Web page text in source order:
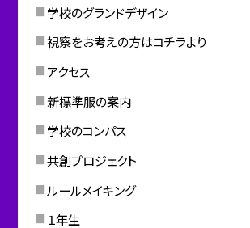
学校のグランドデザイン
視察をお考えの方はコチラより
アクセス
新標準服の案内
学校のコンパス
共創プロジェクト
ルールメイキング
１年生